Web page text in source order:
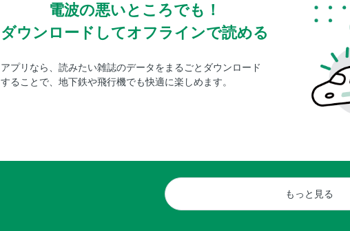
電波の悪いところでも！
ダウンロードしてオフラインで読める
アプリなら、読みたい雑誌のデータをまるごとダウンロード
することで、地下鉄や飛行機でも快適に楽しめます。
もっと見る